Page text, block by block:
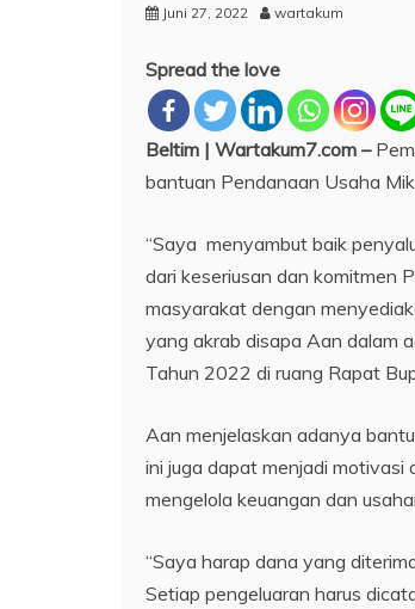
Juni 27, 2022 wartakum
Spread the love
Beltim | Wartakum7.com –
bantuan Pendanaan Usaha
“Saya menyambut baik
dari keseriusan dan komitmen
masyarakat dengan
yang akrab disapa Aan dalam
Tahun 2022 di ruang Rapat
Aan menjelaskan adanya
ini juga dapat menjadi motivasi
mengelola keuangan dan
“Saya harap dana yang
Setiap pengeluaran harus